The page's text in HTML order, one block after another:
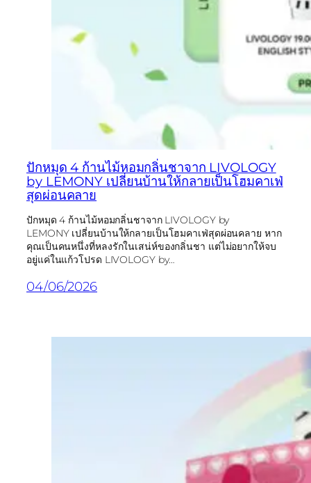
ปักหมุด 4 ก้านไม้หอมกลิ่นชาจาก LIVOLOGY
by LEMONY เปลี่ยนบ้านให้กลายเป็นโฮมคาเฟ่
สุดผ่อนคลาย
ปักหมุด 4 ก้านไม้หอมกลิ่นชาจาก LIVOLOGY by
LEMONY เปลี่ยนบ้านให้กลายเป็นโฮมคาเฟ่สุดผ่อนคลาย หาก
คุณเป็นคนหนึ่งที่หลงรักในเสน่ห์ของกลิ่นชา แต่ไม่อยากให้จบ
อยู่แค่ในแก้วโปรด LIVOLOGY by…
04/06/2026